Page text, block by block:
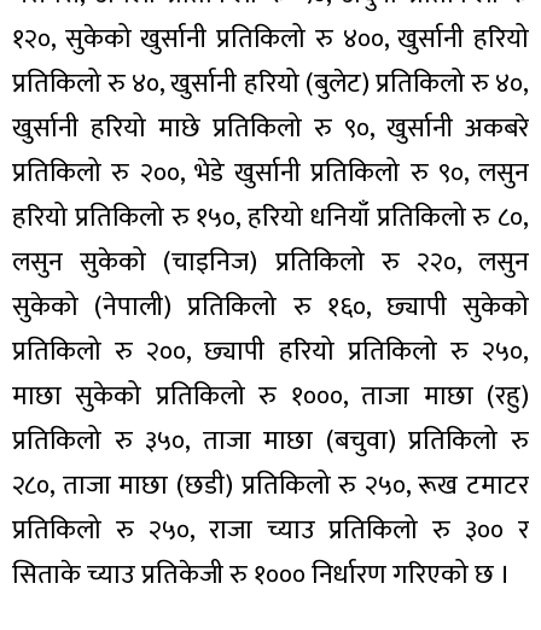
१२०, सुकेको खुर्सानी प्रतिकिलो रु ४००, खुर्सानी हरियो
प्रतिकिलो रु ४०, खुर्सानी हरियो (बुलेट) प्रतिकिलो रु ४०,
खुर्सानी हरियो माछे प्रतिकिलो रु ९०, खुर्सानी अकबरे
प्रतिकिलो रु २००, भेडे खुर्सानी प्रतिकिलो रु ९०, लसुन
हरियो प्रतिकिलो रु १५०, हरियो धनियाँ प्रतिकिलो रु ८०,
लसुन सुकेको (चाइनिज) प्रतिकिलो रु २२०, लसुन
सुकेको (नेपाली) प्रतिकिलो रु १६०, छ्यापी सुकेको
प्रतिकिलो रु २००, छ्यापी हरियो प्रतिकिलो रु २५०,
माछा सुकेको प्रतिकिलो रु १०००, ताजा माछा (रहु)
प्रतिकिलो रु ३५०, ताजा माछा (बचुवा) प्रतिकिलो रु
२८०, ताजा माछा (छडी) प्रतिकिलो रु २५०, रूख टमाटर
प्रतिकिलो रु २५०, राजा च्याउ प्रतिकिलो रु ३०० र
सिताके च्याउ प्रतिकेजी रु १००० निर्धारण गरिएको छ ।